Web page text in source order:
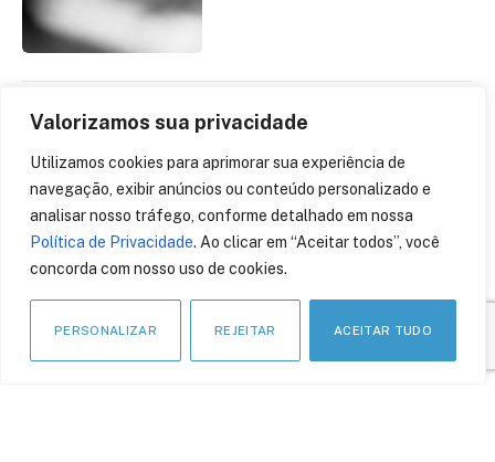
Valorizamos sua privacidade
Utilizamos cookies para aprimorar sua experiência de
navegação, exibir anúncios ou conteúdo personalizado e
analisar nosso tráfego, conforme detalhado em nossa
Política de Privacidade. Ao clicar em “Aceitar todos”, você
concorda com nosso uso de cookies.
PERSONALIZAR REJEITAR ACEITAR TUDO
Golpes digitais ganham
mais eficiência com o uso
Inteligência Artificial
11 de março de 2024